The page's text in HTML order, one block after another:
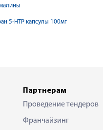
5-HTP капсулы 100мг
Партнерам
Проведение тендеров
Франчайзинг